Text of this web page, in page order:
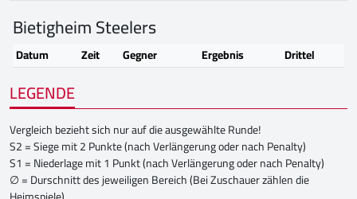
Bietigheim Steelers
Datum Zeit Gegner Ergebnis Drittel
LEGENDE
Vergleich bezieht sich nur auf die ausgewählte Runde!
S2 = Siege mit 2 Punkte (nach Verlängerung oder nach Penalty)
S1 = Niederlage mit 1 Punkt (nach Verlängerung oder nach Penalty)
∅ = Durschnitt des jeweiligen Bereich (Bei Zuschauer zählen die